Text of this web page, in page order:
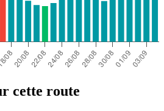
cette route